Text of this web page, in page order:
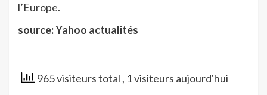
l’Europe.
source: Yahoo actualités
965 visiteurs total , 1 visiteurs aujourd'hui